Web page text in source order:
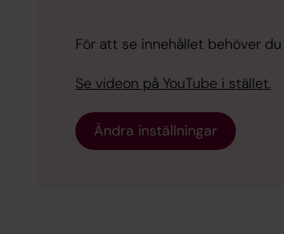
För att se innehållet behöver
Se videon på YouTube i stället.
Ändra inställningar